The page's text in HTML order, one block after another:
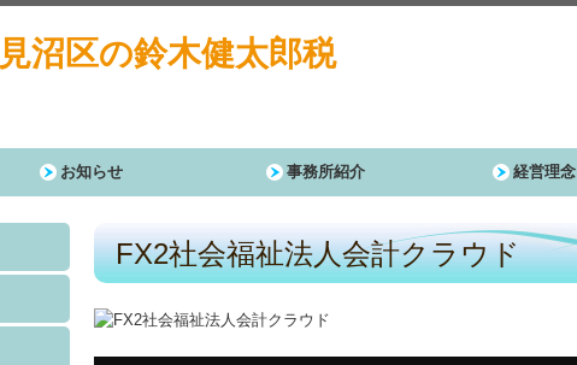
お知らせ 事務所紹介 経営理念
FX2社会福祉法人会計クラウド